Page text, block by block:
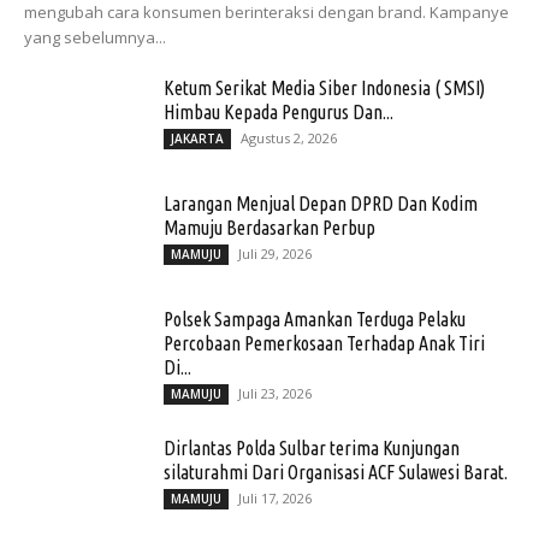
mengubah cara konsumen berinteraksi dengan brand. Kampanye
yang sebelumnya...
Ketum Serikat Media Siber Indonesia ( SMSI)
Himbau Kepada Pengurus Dan...
JAKARTA Agustus 2, 2026
Larangan Menjual Depan DPRD Dan Kodim
Mamuju Berdasarkan Perbup
MAMUJU Juli 29, 2026
Polsek Sampaga Amankan Terduga Pelaku
Percobaan Pemerkosaan Terhadap Anak Tiri
Di...
MAMUJU Juli 23, 2026
Dirlantas Polda Sulbar terima Kunjungan
silaturahmi Dari Organisasi ACF Sulawesi Barat.
MAMUJU Juli 17, 2026